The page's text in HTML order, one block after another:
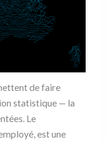
de faire
statistique — la
Le
est une